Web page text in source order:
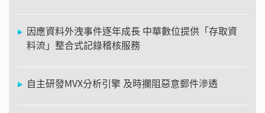
因應資料外洩事件逐年成長 中華數位提供「存取資
料流」整合式記錄稽核服務
自主研發MVX分析引擎 及時攔阻惡意郵件滲透